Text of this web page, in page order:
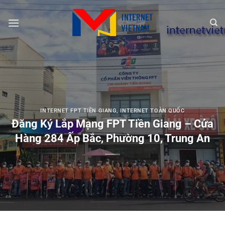
Chuyển
đến
dung
INTERNET FPT TIỀN GIANG, INTERNET TOÀN QUỐC
Đăng Ký Lắp Mạng FPT Tiền Giang – Cửa
Hàng 284 Ấp Bắc, Phường 10, Trung An